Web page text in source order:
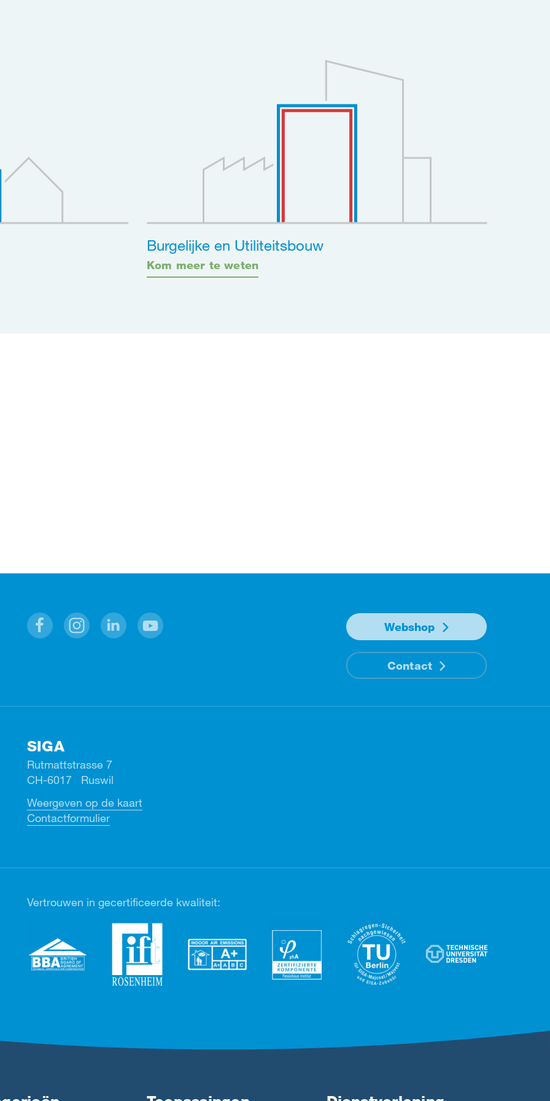
Burgelijke en Utiliteitsbouw
Kom meer te weten
Webshop
Contact
SIGA
Rutmattstrasse 7
CH-6017 Ruswil
Weergeven op de kaart
Contactformulier
Vertrouwen in gecertificeerde kwaliteit: